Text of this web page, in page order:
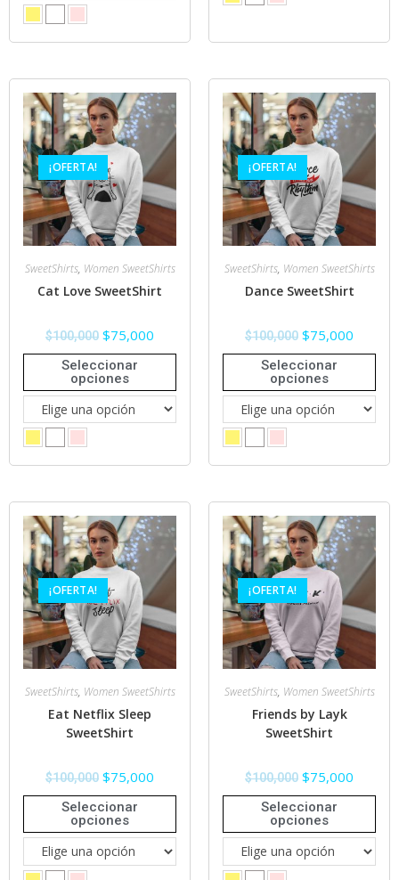
¡OFERTA!
SweetShirts, Women SweetShirts
Cat Love SweetShirt
$100,000 $75,000
Seleccionar
opciones
¡OFERTA!
SweetShirts, Women SweetShirts
Dance SweetShirt
$100,000 $75,000
Seleccionar
opciones
¡OFERTA!
SweetShirts, Women SweetShirts
Eat Netflix Sleep
SweetShirt
$100,000 $75,000
Seleccionar
opciones
¡OFERTA!
SweetShirts, Women SweetShirts
Friends by Layk
SweetShirt
$100,000 $75,000
Seleccionar
opciones